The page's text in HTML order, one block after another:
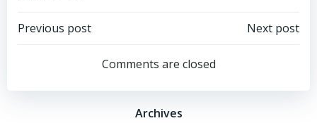
Previous post Next post
Comments are closed
Archives